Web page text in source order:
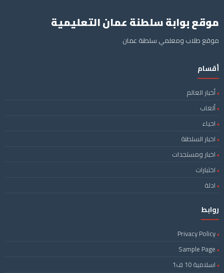
موقع بوابة سلطنة عمان التعليمية
موقع طلاب ومعلمي سلطنة عمان
أقسام
أخبار العالم
ألعاب
احياء
اخبار السلطنة
اخبار ومستجدات
اختبارات
ادلة
روابط
Privacy Policy
Sample Page
اسلامية 10 ف1